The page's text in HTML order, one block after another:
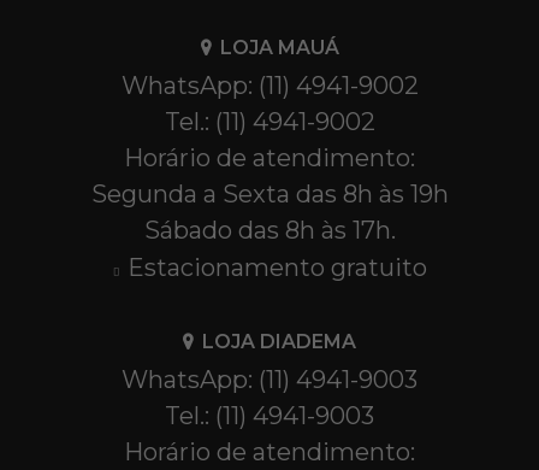
LOJA MAUÁ
WhatsApp: (11) 4941-9002
Tel.: (11) 4941-9002
Horário de atendimento:
Segunda a Sexta das 8h às 19h
Sábado das 8h às 17h.
Estacionamento gratuito
LOJA DIADEMA
WhatsApp: (11) 4941-9003
Tel.: (11) 4941-9003
Horário de atendimento: